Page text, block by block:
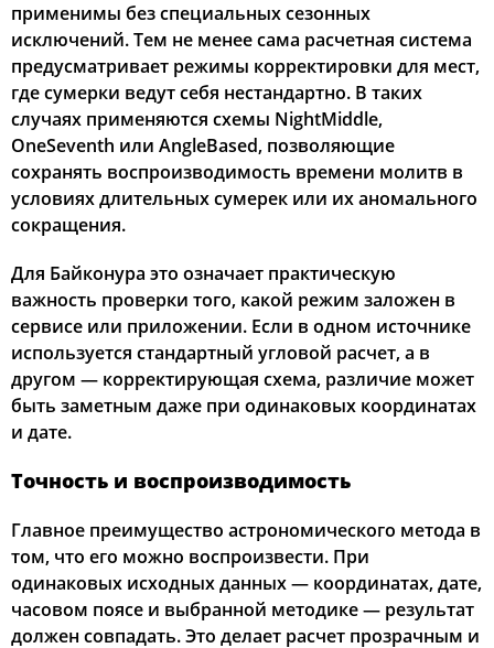
применимы без специальных сезонных
исключений. Тем не менее сама расчетная система
предусматривает режимы корректировки для мест,
где сумерки ведут себя нестандартно. В таких
случаях применяются схемы NightMiddle,
OneSeventh или AngleBased, позволяющие
сохранять воспроизводимость времени молитв в
условиях длительных сумерек или их аномального
сокращения.
Для Байконура это означает практическую
важность проверки того, какой режим заложен в
сервисе или приложении. Если в одном источнике
используется стандартный угловой расчет, а в
другом — корректирующая схема, различие может
быть заметным даже при одинаковых координатах
и дате.
Точность и воспроизводимость
Главное преимущество астрономического метода в
том, что его можно воспроизвести. При
одинаковых исходных данных — координатах, дате,
часовом поясе и выбранной методике — результат
должен совпадать. Это делает расчет прозрачным и